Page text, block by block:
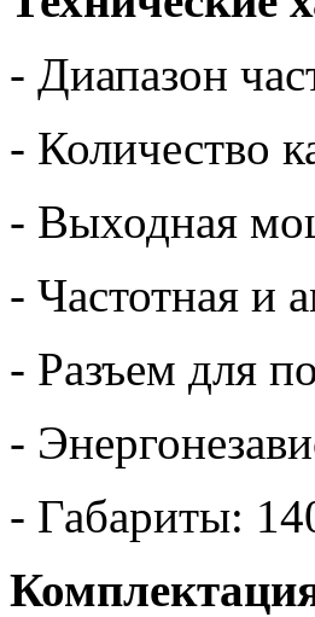
- Диапазон
- Количество
- Выходная
- Частотная и
- Разъем для
-
- Габариты: